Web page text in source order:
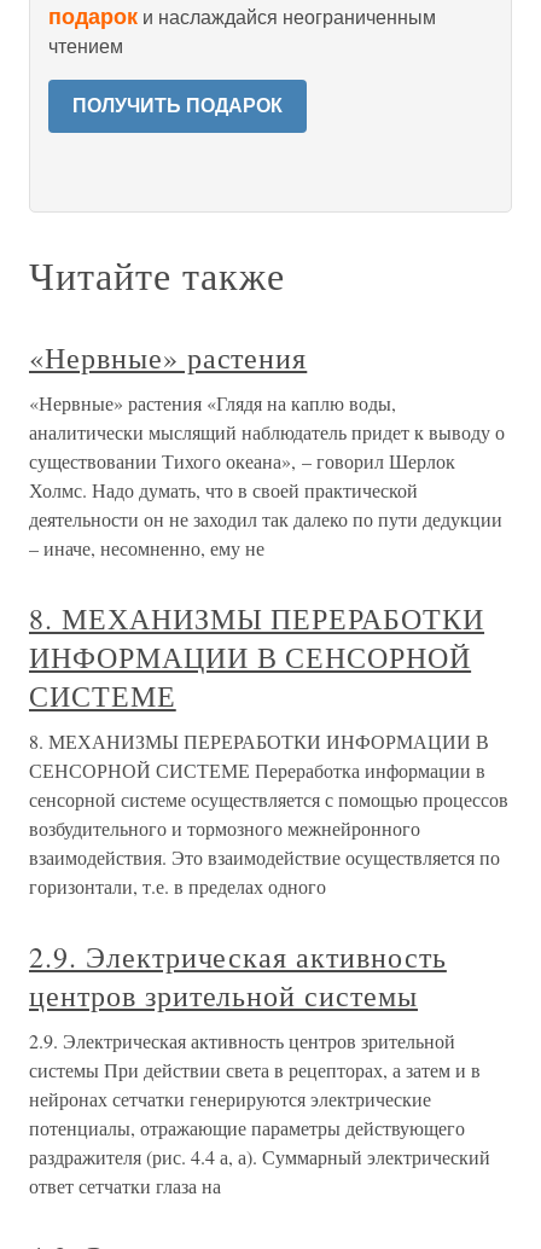
подарок и наслаждайся неограниченным
чтением
ПОЛУЧИТЬ ПОДАРОК
Читайте также
«Нервные» растения
«Нервные» растения «Глядя на каплю воды,
аналитически мыслящий наблюдатель придет к выводу о
существовании Тихого океана», – говорил Шерлок
Холмс. Надо думать, что в своей практической
деятельности он не заходил так далеко по пути дедукции
– иначе, несомненно, ему не
8. МЕХАНИЗМЫ ПЕРЕРАБОТКИ
ИНФОРМАЦИИ В СЕНСОРНОЙ
СИСТЕМЕ
8. МЕХАНИЗМЫ ПЕРЕРАБОТКИ ИНФОРМАЦИИ В
СЕНСОРНОЙ СИСТЕМЕ Переработка информации в
сенсорной системе осуществляется с помощью процессов
возбудительного и тормозного межнейронного
взаимодействия. Это взаимодействие осуществляется по
горизонтали, т.е. в пределах одного
2.9. Электрическая активность
центров зрительной системы
2.9. Электрическая активность центров зрительной
системы При действии света в рецепторах, а затем и в
нейронах сетчатки генерируются электрические
потенциалы, отражающие параметры действующего
раздражителя (рис. 4.4 а, а). Суммарный электрический
ответ сетчатки глаза на